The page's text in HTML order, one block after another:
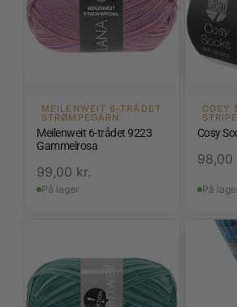
MEILENWEIT 6-TRÅDET
STRØMPEGARN
Meilenweit 6-trådet 9223
Gammelrosa
99,00 kr.
På lager
COSY
Cosy
98,00
På